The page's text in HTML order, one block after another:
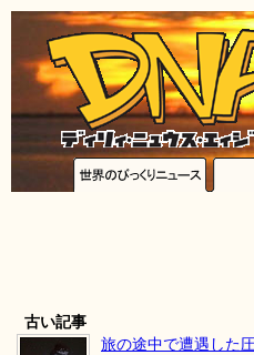
古い記事
旅の途中で遭遇した